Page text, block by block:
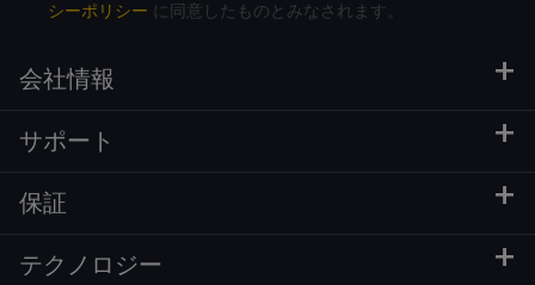
シーポリシー に同意したものとみなされます。
会社情報
サポート
保証
テクノロジー